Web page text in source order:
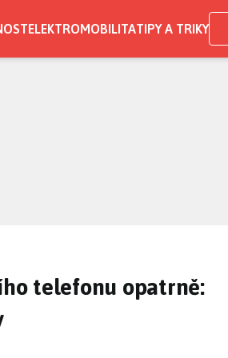
ELEKTROMOBILITATIPY A TRIKY
telefonu opatrně: